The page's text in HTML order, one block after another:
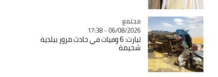
Catégorie
مجتمع
06/08/2026 - 17:38
تيارت: 6 وفيات في حادث مرور ببلدية
شحيمة